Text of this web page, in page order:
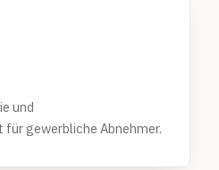
und
gewerbliche Abnehmer.